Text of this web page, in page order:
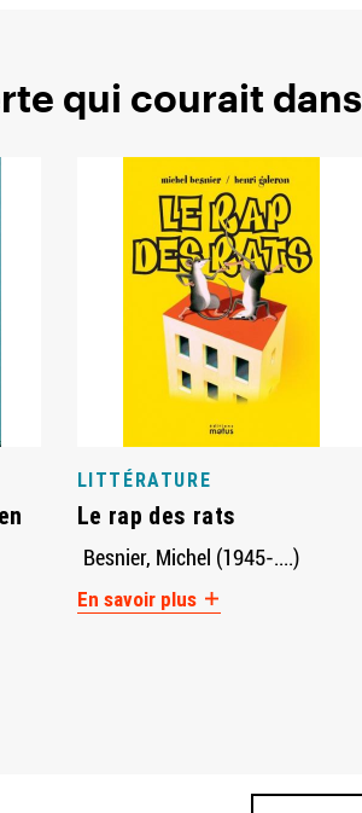
qui courait
LITTÉRATURE
Le rap des rats
Besnier, Michel (1945-....)
En savoir plus